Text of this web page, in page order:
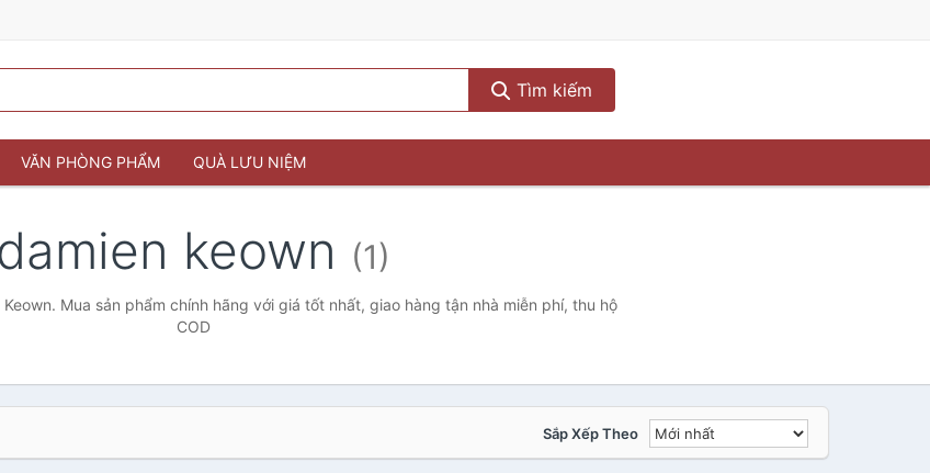
Tìm kiếm
VĂN PHÒNG PHẨM QUÀ LƯU NIỆM
keown (1)
Mua sản phẩm chính hãng với giá tốt nhất, giao hàng tận nhà miễn phí, thu hộ
COD
Sắp Xếp Theo